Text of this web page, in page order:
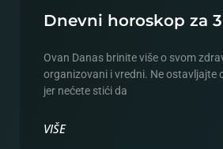
Dnevni horoskop za
Ovan Danas brinite više o svom
organizovani i vredni. Ne ostavljajte
jer nećete stići da
VIŠE